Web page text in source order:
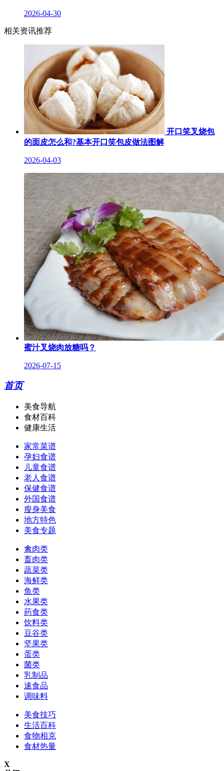
2026-04-30
相关资讯推荐
开口笑叉烧包
的面皮怎么和?基本开口笑包皮做法图解
2026-04-03
蜜汁叉烧肉放糖吗？
2026-07-15
首页
美食导航
食材百科
健康生活
家常菜谱
孕妇食谱
儿童食谱
老人食谱
保健食谱
外国食谱
瘦身美食
地方特色
美食专题
禽肉类
畜肉类
蔬菜类
海鲜类
鱼类
水果类
药食类
饮料类
豆谷类
坚果类
蛋类
菌类
乳制品
速食品
调味料
美食技巧
生活百科
食物相克
食材热量
X